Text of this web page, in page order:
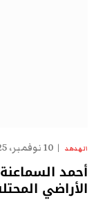
الهدهد 10 نوفمبر، 2025
أحمد
الأراضي